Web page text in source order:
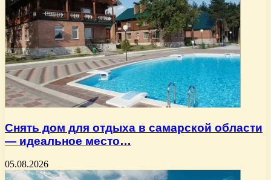
Снять дом для отдыха в самарской области
— идеальное место…
05.08.2026